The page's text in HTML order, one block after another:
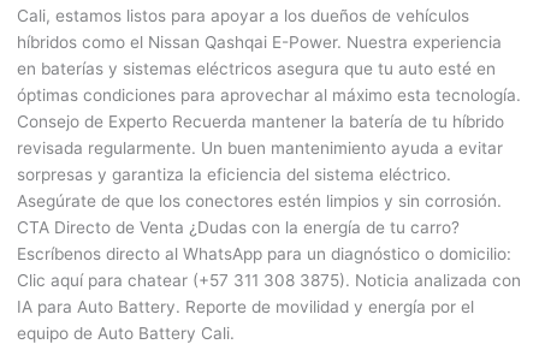
Cali, estamos listos para apoyar a los dueños de vehículos
híbridos como el Nissan Qashqai E-Power. Nuestra experiencia
en baterías y sistemas eléctricos asegura que tu auto esté en
óptimas condiciones para aprovechar al máximo esta tecnología.
Consejo de Experto Recuerda mantener la batería de tu híbrido
revisada regularmente. Un buen mantenimiento ayuda a evitar
sorpresas y garantiza la eficiencia del sistema eléctrico.
Asegúrate de que los conectores estén limpios y sin corrosión.
CTA Directo de Venta ¿Dudas con la energía de tu carro?
Escríbenos directo al WhatsApp para un diagnóstico o domicilio:
Clic aquí para chatear (+57 311 308 3875). Noticia analizada con
IA para Auto Battery. Reporte de movilidad y energía por el
equipo de Auto Battery Cali.